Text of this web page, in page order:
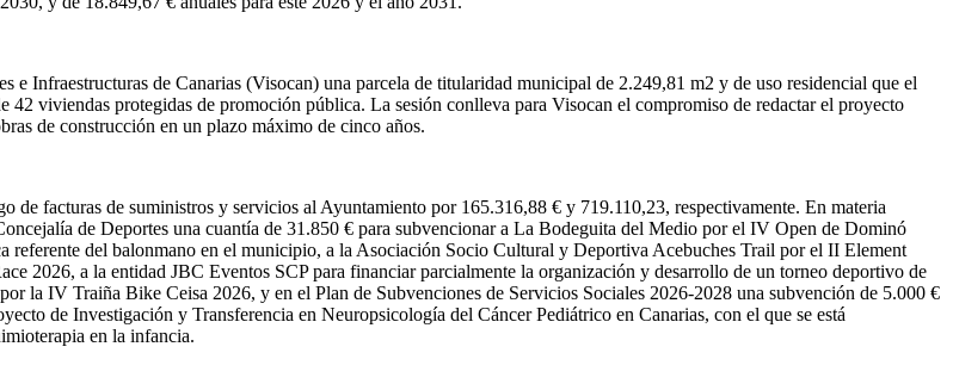
e Infraestructuras de Canarias (Visocan) una parcela de titularidad municipal de 2.249,81 m2 y de uso residencial que el
viviendas protegidas de promoción pública. La sesión conlleva para Visocan el compromiso de redactar el proyecto
de construcción en un plazo máximo de cinco años.
de facturas de suministros y servicios al Ayuntamiento por 165.316,88 € y 719.110,23, respectivamente. En materia
de Deportes una cuantía de 31.850 € para subvencionar a La Bodeguita del Medio por el IV Open de Dominó
del balonmano en el municipio, a la Asociación Socio Cultural y Deportiva Acebuches Trail por el II Element
2026, a la entidad JBC Eventos SCP para financiar parcialmente la organización y desarrollo de un torneo deportivo de
la IV Traiña Bike Ceisa 2026, y en el Plan de Subvenciones de Servicios Sociales 2026-2028 una subvención de 5.000 €
de Investigación y Transferencia en Neuropsicología del Cáncer Pediátrico en Canarias, con el que se está
en la infancia.